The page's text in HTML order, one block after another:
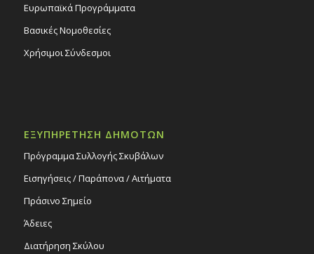
Ευρωπαϊκά Προγράμματα
Βασικές Νομοθεσίες
Χρήσιμοι Σύνδεσμοι
ΕΞΥΠΗΡΕΤΗΣΗ ΔΗΜΟΤΩΝ
Πρόγραμμα Συλλογής Σκυβάλων
Εισηγήσεις / Παράπονα / Αιτήματα
Πράσινο Σημείο
Άδειες
Διατήρηση Σκύλου